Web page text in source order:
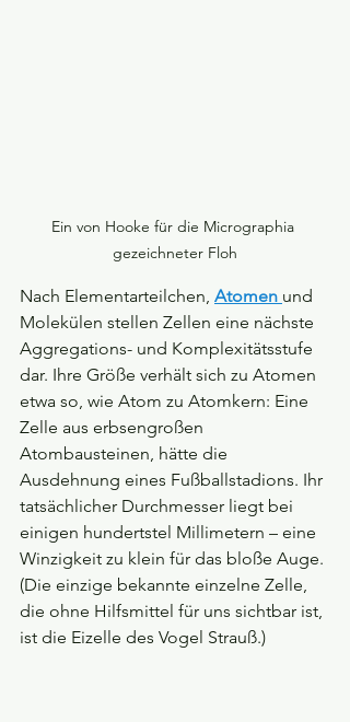
Ein von Hooke für die Micrographia
gezeichneter Floh
Nach Elementarteilchen, Atomen und
Molekülen stellen Zellen eine nächste
Aggregations- und Komplexitätsstufe
dar. Ihre Größe verhält sich zu Atomen
etwa so, wie Atom zu Atomkern: Eine
Zelle aus erbsengroßen
Atombausteinen, hätte die
Ausdehnung eines Fußballstadions. Ihr
tatsächlicher Durchmesser liegt bei
einigen hundertstel Millimetern – eine
Winzigkeit zu klein für das bloße Auge.
(Die einzige bekannte einzelne Zelle,
die ohne Hilfsmittel für uns sichtbar ist,
ist die Eizelle des Vogel Strauß.)